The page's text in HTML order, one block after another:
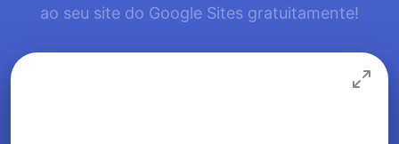
ao seu site do Google Sites gratuitamente!